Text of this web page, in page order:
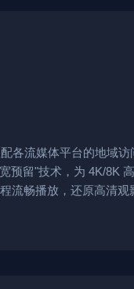
各流媒体平台的地域
预留"技术，为 4K/8K
流畅播放，还原高清观